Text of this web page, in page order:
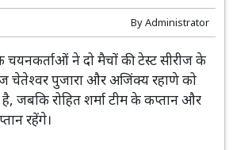
ByAdministrator
क्रिकेट टीम के चयनकर्ताओं ने दो मैचों
सीरीज के लिए अनुभवी बल्लेबाज
पुजारा और अजिंक्य रहाणे को टीम से
रोहित शर्मा टीम के कप्तान और जसप्रीत